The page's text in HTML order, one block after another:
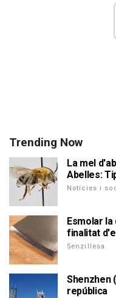
Trending Now
La mel
Abelles:
Notícies i
Esmolar
finalitat
Senzillesa
Shenzhen
república